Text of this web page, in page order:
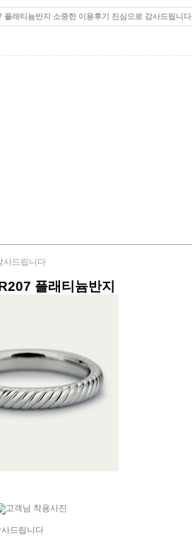
래티늄반지 소중한 이용후기 진심으로 감사드립니다
사드립니다
플래티늄반지
드립니다